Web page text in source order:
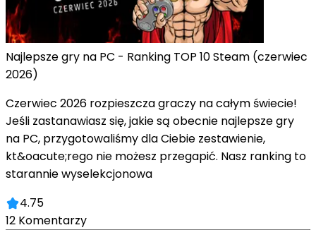
Najlepsze gry na PC - Ranking TOP 10 Steam (czerwiec
2026)
Czerwiec 2026 rozpieszcza graczy na całym świecie!
Jeśli zastanawiasz się, jakie są obecnie najlepsze gry
na PC, przygotowaliśmy dla Ciebie zestawienie,
kt&oacute;rego nie możesz przegapić. Nasz ranking to
starannie wyselekcjonowa
4.75
12 Komentarzy